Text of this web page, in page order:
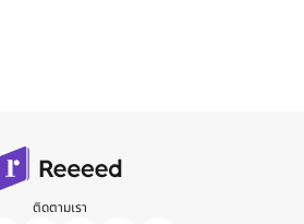
ติดตามเรา